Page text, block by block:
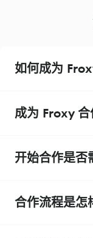
如何成为
成为 Froxy 合
开始合作是否
合作流程是怎